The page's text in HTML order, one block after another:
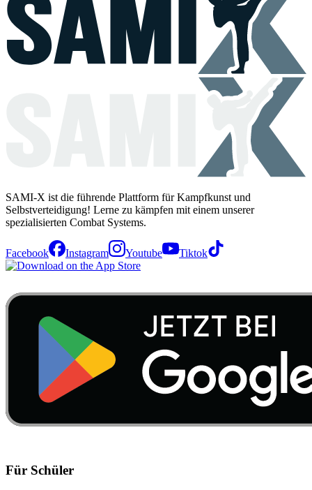
SAMI-X ist die führende Plattform für Kampfkunst und
Selbstverteidigung! Lerne zu kämpfen mit einem unserer
spezialisierten Combat Systems.
Facebook Instagram Youtube Tiktok
Für Schüler